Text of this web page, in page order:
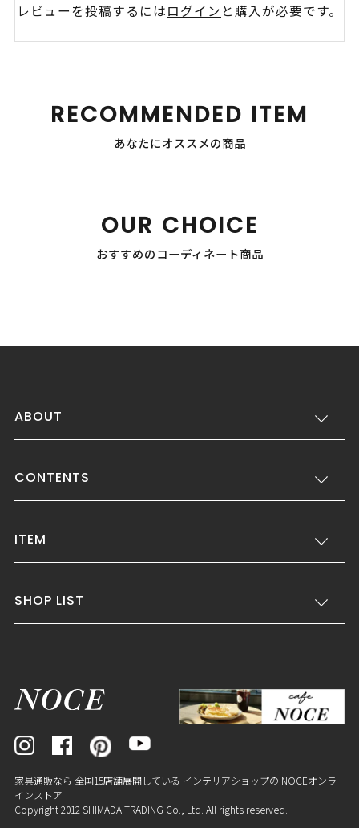
レビューを投稿するにはログイン と購入が必要です。
RECOMMENDED ITEM
あなたにオススメの商品
OUR CHOICE
おすすめのコーディネート商品
ABOUT
CONTENTS
ITEM
SHOP LIST
家具通販なら 全国15店舗展開している インテリアショップの NOCEオンラ
インストア
Copyright 2012 SHIMADA TRADING Co., Ltd. All rights reserved.